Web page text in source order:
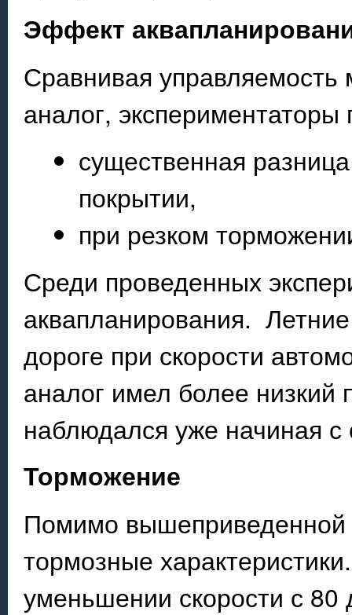
Эффект
Сравнивая
аналог,
существенная
покрытии,
при резком
Среди проведенных
аквапланирования.
дороге при скорости
аналог имел более
наблюдался уже начиная с
Торможение
Помимо вышеприведенной
тормозные
уменьшении скорости с 80